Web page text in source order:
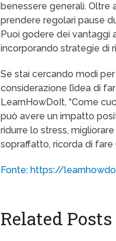
benessere generali. Oltre
prendere regolari pause
Puoi godere dei vantaggi
incorporando strategie di
Se stai cercando modi
considerazione l’idea di
LearnHowDoIt, “Come
può avere un impatto
ridurre lo stress,
sopraffatto, ricorda di
Fonte: https://
Related Posts